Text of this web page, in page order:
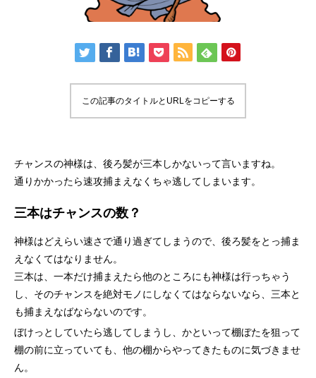
この記事のタイトルとURLをコピーする
チャンスの神様は、後ろ髪が三本しかないって言いますね。
通りかかったら速攻捕まえなくちゃ逃してしまいます。
三本はチャンスの数？
神様はどえらい速さで通り過ぎてしまうので、後ろ髪をとっ捕ま
えなくてはなりません。
三本は、一本だけ捕まえたら他のところにも神様は行っちゃう
し、そのチャンスを絶対モノにしなくてはならないなら、三本と
も捕まえなばならないのです。
ぼけっとしていたら逃してしまうし、かといって棚ぼたを狙って
棚の前に立っていても、他の棚からやってきたものに気づきませ
ん。